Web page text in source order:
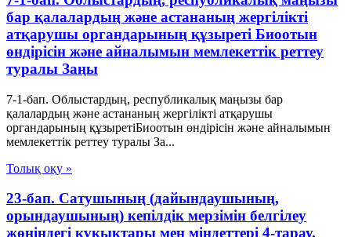
бар қалалардың және астананың жергілікті
атқарушы органдарының құзыреті Биоотын
өндірісін және айналымын мемлекеттік реттеу
туралы Заңы
7-1-бап. Облыстардың, республикалық маңызы бар
қалалардың және астананың жергілікті атқарушы
органдарының құзыретіБиоотын өндірісін және айналымын
мемлекеттік реттеу туралы За...
Толық оқу »
23-бап. Сатушының (дайындаушының,
орындаушының) кепілдік мерзімін белгілеу
жөніндегі құқықтары мен міндеттері 4-тарау.